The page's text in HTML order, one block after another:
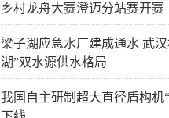
乡村龙舟大赛澄迈分站赛开赛
梁子湖应急水厂建成通水 武
湖”双水源供水格局
我国自主研制超大直径盾构机